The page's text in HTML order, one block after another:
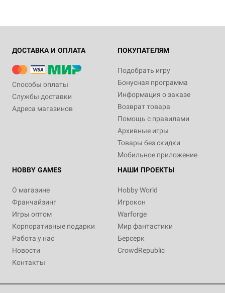
ДОСТАВКА И ОПЛАТА
Способы оплаты
Службы доставки
Адреса магазинов
ПОКУПАТЕЛЯМ
Подобрать игру
Бонусная программа
Информация о заказе
Возврат товара
Помощь с правилами
Архивные игры
Товары без скидки
Мобильное приложение
HOBBY GAMES
О магазине
Франчайзинг
Игры оптом
Корпоративные подарки
Работа у нас
Новости
Контакты
НАШИ ПРОЕКТЫ
Hobby World
Игрокон
Warforge
Мир фантастики
Берсерк
CrowdRepublic